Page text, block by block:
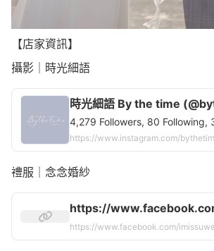
【店家資訊】
攝影｜時光細語
https://www.instagram.com/
禮服｜念念婚紗
https://www.facebook.com/